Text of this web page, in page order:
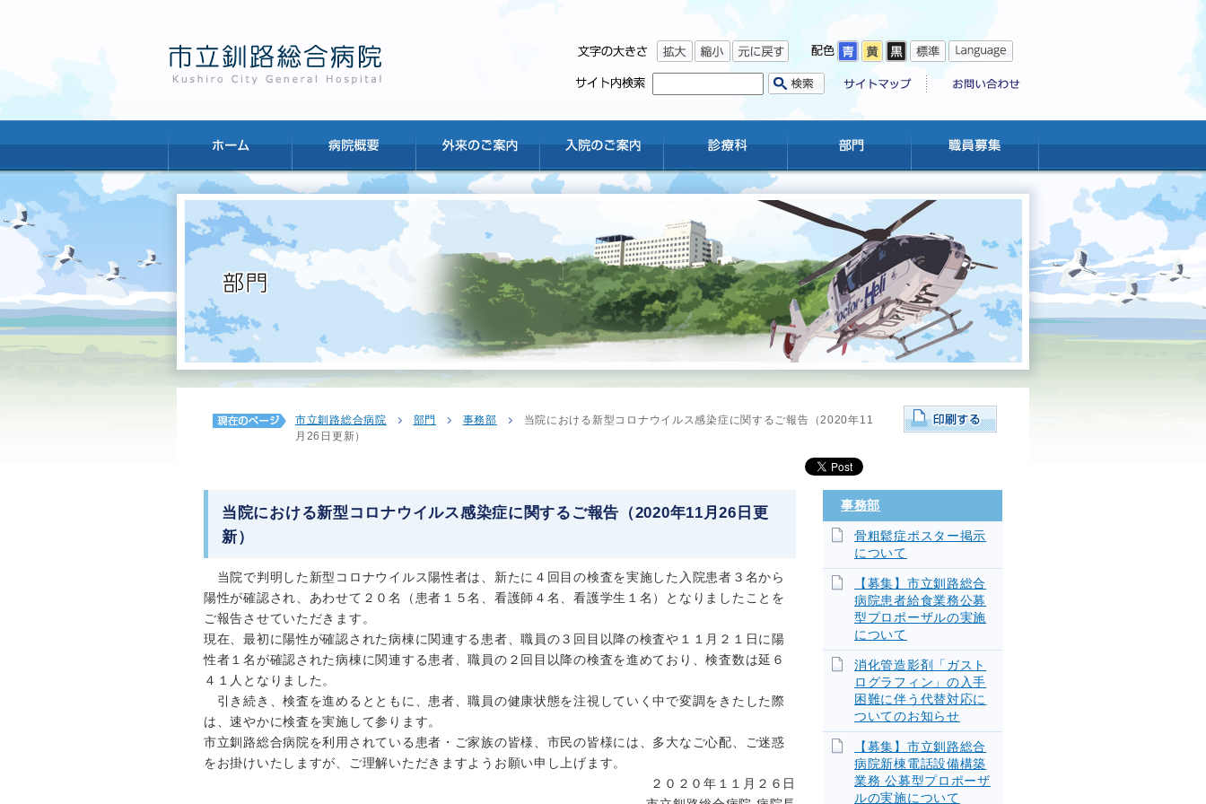
市立釧路総合病院 部門 事務部
当院における新型コロナウイルス感染症に関するご報告（2020年11
月26日更新）
当院における新型コロナウイルス感染症に関するご報告（2020年11月26日更
新）
当院で判明した新型コロナウイルス陽性者は、新たに４回目の検査を実施した入院患者３名から
陽性が確認され、あわせて２０名（患者１５名、看護師４名、看護学生１名）となりましたことを
ご報告させていただきます。
現在、最初に陽性が確認された病棟に関連する患者、職員の３回目以降の検査や１１月２１日に陽
性者１名が確認された病棟に関連する患者、職員の２回目以降の検査を進めており、検査数は延６
４１人となりました。
引き続き、検査を進めるとともに、患者、職員の健康状態を注視していく中で変調をきたした際
は、速やかに検査を実施して参ります。
市立釧路総合病院を利用されている患者・ご家族の皆様、市民の皆様には、多大なご心配、ご迷惑
をお掛けいたしますが、ご理解いただきますようお願い申し上げます。
２０２０年１１月２６日
事務部
骨粗鬆症ポスター掲示
について
【募集】市立釧路総合
病院患者給食業務公募
型プロポーザルの実施
について
消化管造影剤「ガスト
ログラフィン」の入手
困難に伴う代替対応に
ついてのお知らせ
【募集】市立釧路総合
病院新棟電話設備構築
業務 公募型プロポーザ
ルの実施について